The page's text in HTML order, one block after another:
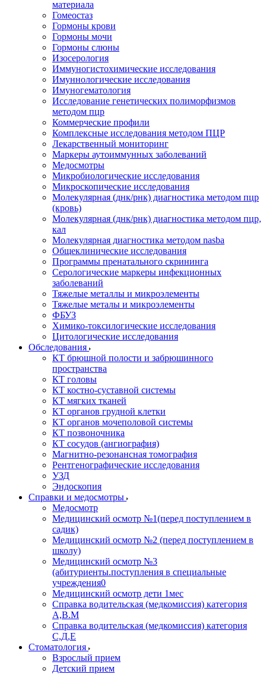
материала
Гомеостаз
Гормоны крови
Гормоны мочи
Гормоны слюны
Изосерология
Иммуногистохимические исследования
Имуннологические исследования
Имуногематология
Исследование генетических полиморфизмов
методом пцр
Коммерческие профили
Комплексные исследования методом ПЦР
Лекарственный мониторинг
Маркеры аутоиммунных заболеваний
Медосмотры
Микробиологические исследования
Микроскопические исследования
Молекулярная (днк/рнк) диагностика методом пцр
(кровь)
Молекулярная (днк/рнк) диагностика методом пцр,
кал
Молекулярная диагностика методом nasba
Общеклинические исследования
Программы пренатального скрининга
Серологические маркеры инфекционных
заболеваний
Тяжелые металлы и микроэлементы
Тяжелые металы и микроэлементы
ФБУЗ
Химико-токсилогические исследования
Цитологические исследования
Обследования
КТ брюшной полости и забрюшинного
пространства
КТ головы
КТ костно-суставной системы
КТ мягких тканей
КТ органов грудной клетки
КТ органов мочеполовой системы
КТ позвоночника
КТ сосудов (ангиография)
Магнитно-резонансная томография
Рентгенографические исследования
УЗД
Эндоскопия
Справки и медосмотры
Медосмотр
Медицинский осмотр №1(перед поступлением в
садик)
Медицинский осмотр №2 (перед поступлением в
школу)
Медицинский осмотр №3
(абитуриенты.поступления в специальные
учреждения0
Медицинский осмотр дети 1мес
Справка водительская (медкомиссия) категория
А,В.М
Справка водительская (медкомиссия) категория
С,Д,Е
Стоматология
Взрослый прием
Детский прием